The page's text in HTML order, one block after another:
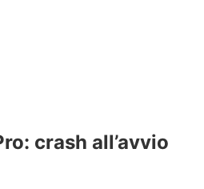
crash all’avvio